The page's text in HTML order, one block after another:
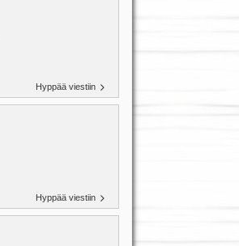
Hyppää viestiin
Hyppää viestiin